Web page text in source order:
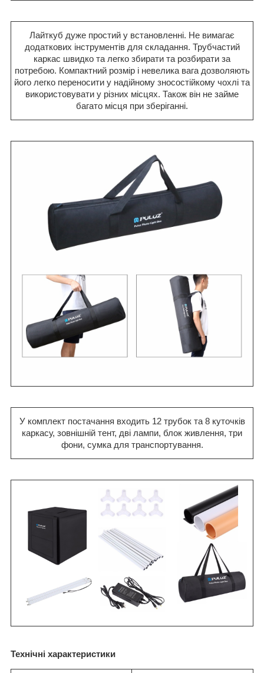
Лайткуб дуже простий у встановленні. Не вимагає
додаткових інструментів для складання. Трубчастий
каркас швидко та легко збирати та розбирати за
потребою. Компактний розмір і невелика вага дозволяють
його легко переносити у надійному зносостійкому чохлі та
використовувати у різних місцях. Також він не займе
багато місця при зберіганні.
У комплект постачання входить 12 трубок та 8 куточків
каркасу, зовнішній тент, дві лампи, блок живлення, три
фони, сумка для транспортування.
Технічні характеристики